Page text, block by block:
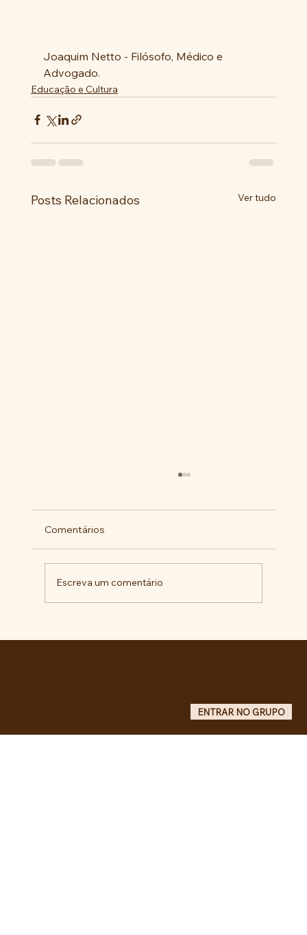
Joaquim Netto - Filósofo, Médico e
Advogado.
Educação e Cultura
Posts Relacionados Ver tudo
Comentários
Escreva um comentário
ENTRAR NO GRUPO